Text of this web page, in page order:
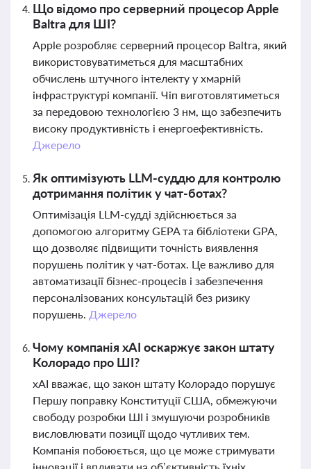
Що відомо про серверний процесор Apple
Baltra для ШІ?
Apple розробляє серверний процесор Baltra, який
використовуватиметься для масштабних
обчислень штучного інтелекту у хмарній
інфраструктурі компанії. Чіп виготовлятиметься
за передовою технологією 3 нм, що забезпечить
високу продуктивність і енергоефективність.
Джерело
Як оптимізують LLM-суддю для контролю
дотримання політик у чат-ботах?
Оптимізація LLM-судді здійснюється за
допомогою алгоритму GEPA та бібліотеки GPA,
що дозволяє підвищити точність виявлення
порушень політик у чат-ботах. Це важливо для
автоматизації бізнес-процесів і забезпечення
персоналізованих консультацій без ризику
порушень. Джерело
Чому компанія xAI оскаржує закон штату
Колорадо про ШІ?
xAI вважає, що закон штату Колорадо порушує
Першу поправку Конституції США, обмежуючи
свободу розробки ШІ і змушуючи розробників
висловлювати позиції щодо чутливих тем.
Компанія побоюється, що це може стримувати